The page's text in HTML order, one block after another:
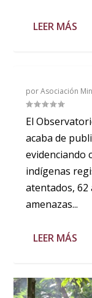
LEER MÁS
porAsociación
El
acaba de
evidenciando
indígenas
atentados, 62
amenazas...
LEER MÁS